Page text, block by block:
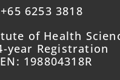
+65 6253 3818
of Health
year Registration
198804318R